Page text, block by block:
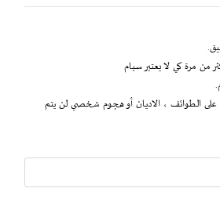
من مرة كي لا يعتبر سبام
على الطوائف ، الاديان أو هجوم شخصي لن يتم